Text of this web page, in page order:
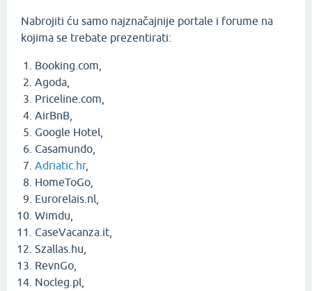
Nabrojiti ću samo najznačajnije portale i forume na
kojima se trebate prezentirati:
Booking.com,
Agoda,
Priceline.com,
AirBnB,
Google Hotel,
Casamundo,
Adriatic.hr,
HomeToGo,
Eurorelais.nl,
Wimdu,
CaseVacanza.it,
Szallas.hu,
RevnGo,
Nocleg.pl,